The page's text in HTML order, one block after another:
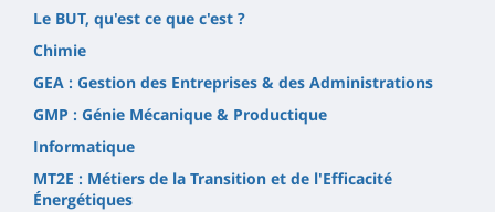
Le BUT, qu'est ce que c'est ?
Chimie
GEA : Gestion des Entreprises & des Administrations
GMP : Génie Mécanique & Productique
Informatique
MT2E : Métiers de la Transition et de l'Efficacité
Énergétiques